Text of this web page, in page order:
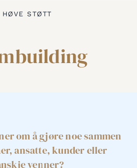
HØVE STØTT
om å gjøre noe sammen
ansatte, kunder eller
venner?